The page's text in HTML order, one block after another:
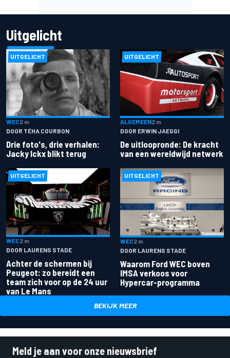
Uitgelicht
UITGELICHT
WEC2 m
DOOR TÉHA COURBON
Drie foto's, drie verhalen:
Jacky Ickx blikt terug
UITGELICHT
ALGEMEEN2 m
DOOR ERWIN JAEGGI
De uitloopronde: De kracht
van een wereldwijd netwerk
UITGELICHT
WEC2 m
DOOR LAURENS STADE
Achter de schermen bij
Peugeot: zo bereidt een
team zich voor op de 24 uur
van Le Mans
UITGELICHT
WEC2 m
DOOR LAURENS STADE
Waarom Ford WEC boven
IMSA verkoos voor
Hypercar-programma
BEKIJK MEER
Meld je aan voor onze nieuwsbrief